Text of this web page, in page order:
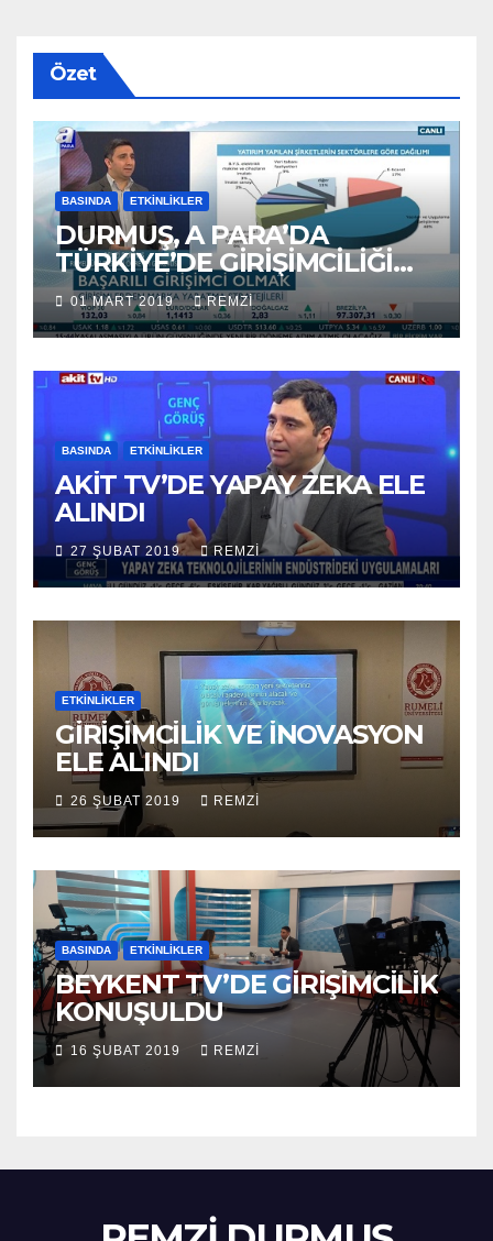
Özet
BASINDA ETKINLIKLER
DURMUŞ, A PARA’DA
TÜRKİYE’DE GİRİŞİMCİLİĞİ
ANLATTI
01 MART 2019 REMZI
BASINDA ETKINLIKLER
AKİT TV’DE YAPAY ZEKA ELE
ALINDI
27 ŞUBAT 2019 REMZI
ETKINLIKLER
GİRİŞİMCİLİK VE İNOVASYON
ELE ALINDI
26 ŞUBAT 2019 REMZI
BASINDA ETKINLIKLER
BEYKENT TV’DE GİRİŞİMCİLİK
KONUŞULDU
16 ŞUBAT 2019 REMZI